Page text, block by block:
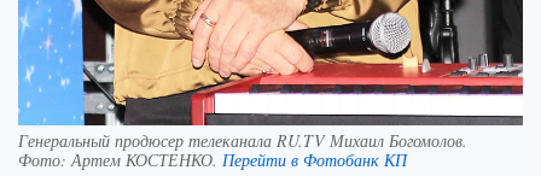
Генеральный продюсер телеканала RU.TV Михаил Богомолов.
Фото:Артем КОСТЕНКО. Перейти в Фотобанк КП